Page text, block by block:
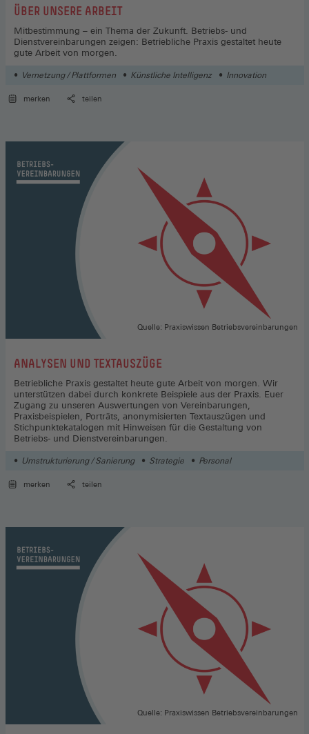
:ÜBER UNSERE ARBEIT
Mitbestimmung – ein Thema der Zukunft. Betriebs- und
Dienstvereinbarungen zeigen: Betriebliche Praxis gestaltet heute
gute Arbeit von morgen.
Vernetzung / Plattformen Künstliche Intelligenz Innovation
merken teilen
:ANALYSEN UND TEXTAUSZÜGE
Betriebliche Praxis gestaltet heute gute Arbeit von morgen. Wir
unterstützen dabei durch konkrete Beispiele aus der Praxis. Euer
Zugang zu unseren Auswertungen von Vereinbarungen,
Praxisbeispielen, Porträts, anonymisierten Textauszügen und
Stichpunktekatalogen mit Hinweisen für die Gestaltung von
Betriebs- und Dienstvereinbarungen.
Quelle: Praxiswissen Betriebsvereinbarungen
Umstrukturierung / Sanierung Strategie Personal
merken teilen
Quelle: Praxiswissen Betriebsvereinbarungen